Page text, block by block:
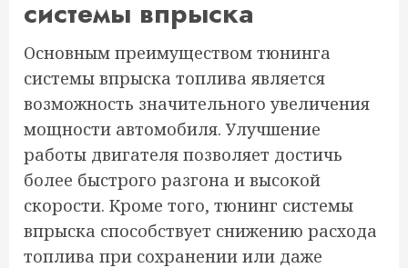
системы впрыска
Основным преимуществом тюнинга
системы впрыска топлива является
возможность значительного увеличения
мощности автомобиля. Улучшение
работы двигателя позволяет достичь
более быстрого разгона и высокой
скорости. Кроме того, тюнинг системы
впрыска способствует снижению расхода
топлива при сохранении или даже